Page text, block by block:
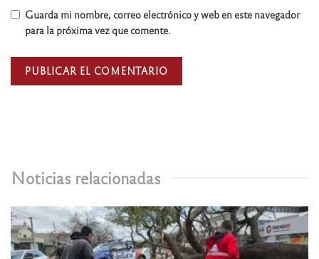
Noticias relacionadas
Guarda mi nombre, correo electrónico y web en este navegador
para la próxima vez que comente.